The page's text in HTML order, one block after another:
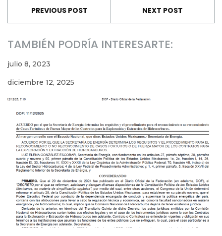
PREVIOUS POST NEXT POST
TAMBIÉN PODRÍA INTERESARTE:
julio 8, 2023
diciembre 12, 2025